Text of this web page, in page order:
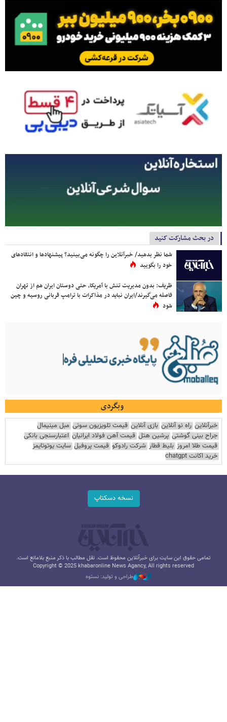
در بحث مشارکت کنید
شما نظر بدهید/ خبرآنلاین را چگونه می‌بینید؟ پیشنهادها و انتقادهای
خود را بگویید
ظریف: بدون مدیریت تنش با آمریکا، حتی دوستان ایران هم از تهران
فاصله می‌گیرند/ایران نباید در مذاکرات با ترامپ قربانی روسیه و چین
شود
وبگردی
خبرآنلاین راه نو آنلاین بازی آنلاین قیمت تلویزیون سونی مبل مینیمال
جراح بینی گوشتی پرشین هتل قیمت آهن فولاد ایرانیان اعتبارسنجی بانکی
قیمت طلا امروز بلیط قطار شرکت رادوکو قیمت پروفیل سایت یوتوتایمز
خرید اکانت chatgpt
نسخه دسکتاپ
تمامی حقوق این سایت برای خبرآنلاین محفوظ است. نقل مطالب با ذکر منبع بلامانع است.
Copyright © 2025 khabaronline News Agancy, All rights reserved
طراحی و تولید: نستوه